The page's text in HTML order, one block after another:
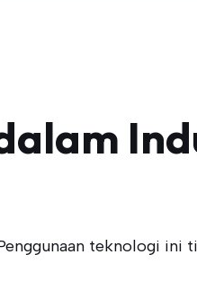
teknologi ini